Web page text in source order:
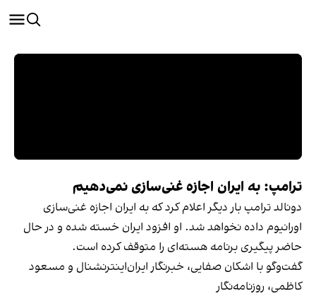
ترامپ: به ایران اجازه غنی‌سازی نمی‌دهیم
دونالد ترامپ بار دیگر اعلام کرد که به ایران اجازه غنی‌سازی
اورانیوم داده نخواهد شد. او افزود ایران خسته شده و در حال
حاضر پیگیری برنامه هسته‌ای را متوقف کرده است.
گفت‌وگو با اشکان صفایی، خبرنگار ایران‌اینترنشنال و مسعود
کاظمی، روزنامه‌نگار